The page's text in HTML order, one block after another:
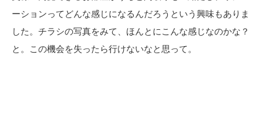
ーションってどんな感じになるんだろうという興味もありま
した。チラシの写真をみて、ほんとにこんな感じなのかな？
と。この機会を失ったら行けないなと思って。